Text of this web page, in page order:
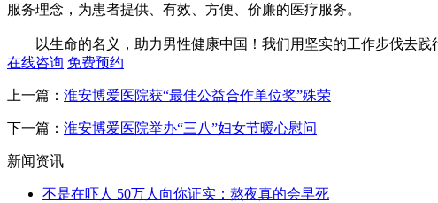
服务理念，为患者提供、有效、方便、价廉的医疗服务。
以生命的名义，助力男性健康中国！我们用坚实的工作步伐去践
在线咨询 免费预约
上一篇： 淮安博爱医院获“最佳公益合作单位奖”殊荣
下一篇： 淮安博爱医院举办“三八”妇女节暖心慰问
新闻资讯
不是在吓人 50万人向你证实：熬夜真的会早死